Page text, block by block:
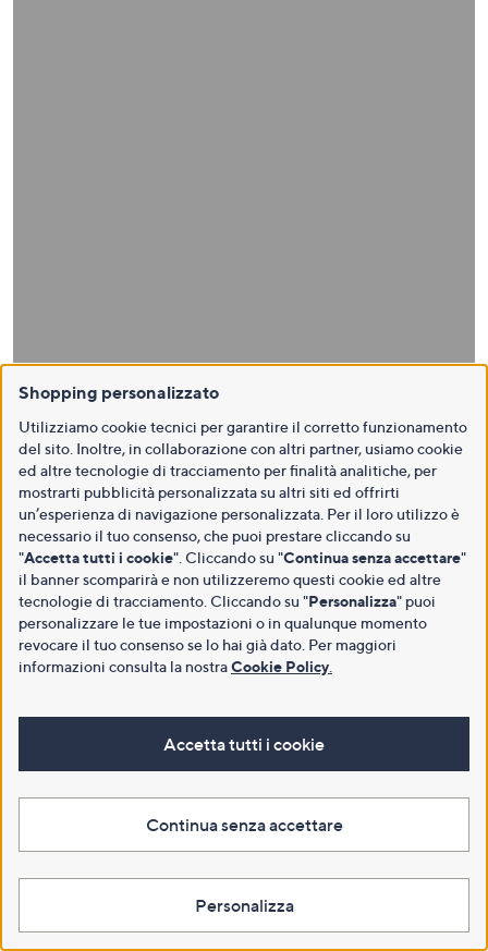
Shopping personalizzato
Utilizziamo cookie tecnici per garantire il corretto funzionamento
del sito. Inoltre, in collaborazione con altri partner, usiamo cookie
ed altre tecnologie di tracciamento per finalità analitiche, per
mostrarti pubblicità personalizzata su altri siti ed offrirti
un’esperienza di navigazione personalizzata. Per il loro utilizzo è
necessario il tuo consenso, che puoi prestare cliccando su
"Accetta tutti i cookie". Cliccando su "Continua senza accettare"
il banner scomparirà e non utilizzeremo questi cookie ed altre
tecnologie di tracciamento. Cliccando su "Personalizza" puoi
personalizzare le tue impostazioni o in qualunque momento
revocare il tuo consenso se lo hai già dato. Per maggiori
informazioni consulta la nostraCookie Policy
Accetta tutti i cookie
Continua senza accettare
Personalizza